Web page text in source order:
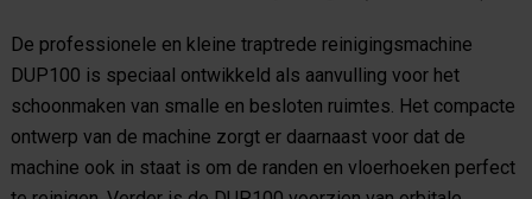
De professionele en kleine traptrede reinigingsmachine
DUP100 is speciaal ontwikkeld als aanvulling voor het
schoonmaken van smalle en besloten ruimtes. Het compacte
ontwerp van de machine zorgt er daarnaast voor dat de
machine ook in staat is om de randen en vloerhoeken perfect